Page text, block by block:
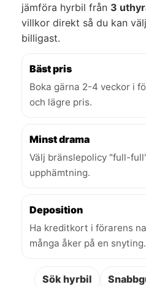
jämföra hyrbil från 3
villkor direkt så du kan
billigast.
Bäst pris
Boka gärna 2-4 veckor i
och lägre pris.
Minst drama
Välj bränslepolicy "full-
upphämtning.
Deposition
Ha kreditkort i förarens
många åker på en snyting.
Sök hyrbil